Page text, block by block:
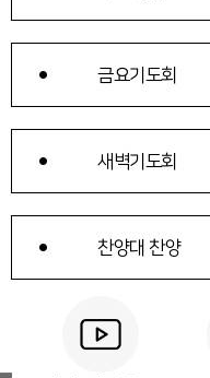
금요기도회
새벽기도회
찬양대 찬양